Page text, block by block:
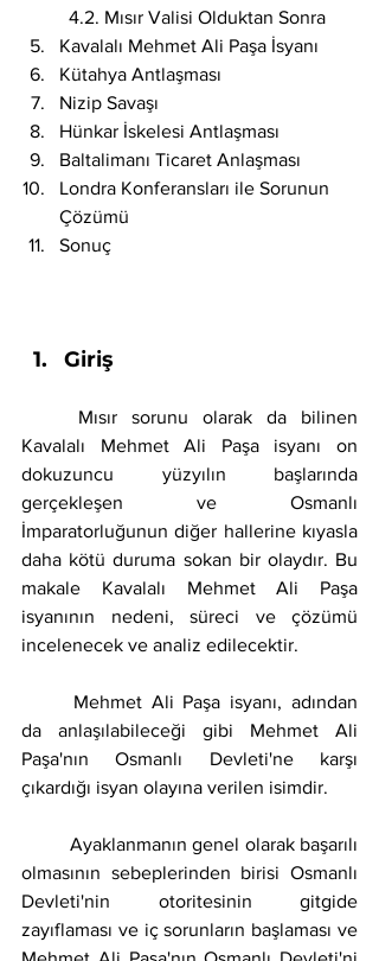
	4.2. Mısır Valisi Olduktan Sonra
Kavalalı Mehmet Ali Paşa İsyanı
Kütahya Antlaşması
Nizip Savaşı
Hünkar İskelesi Antlaşması
Baltalimanı Ticaret Anlaşması
Londra Konferansları ile Sorunun
Çözümü
Sonuç
Giriş
Kavalalı Mehmet Ali Paşa isyanı on
dokuzuncu yüzyılın başlarında
gerçekleşen ve Osmanlı
İmparatorluğunun diğer hallerine kıyasla
daha kötü duruma sokan bir olaydır. Bu
makale Kavalalı Mehmet Ali Paşa
isyanının nedeni, süreci ve çözümü
incelenecek ve analiz edilecektir.
da anlaşılabileceği gibi Mehmet Ali
Paşa'nın Osmanlı Devleti'ne karşı
çıkardığı isyan olayına verilen isimdir.
olmasının sebeplerinden birisi Osmanlı
Devleti'nin otoritesinin gitgide
zayıflaması ve iç sorunların başlaması ve